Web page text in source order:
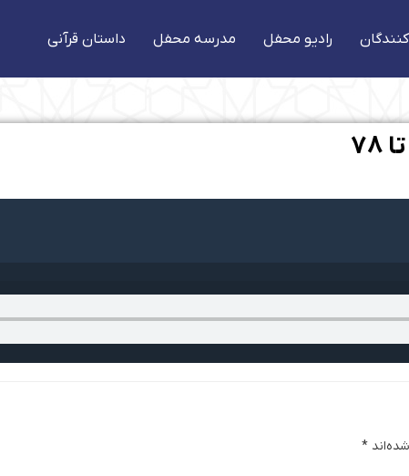
رادیو محفل مدرسه محفل داستان قرآنی
*